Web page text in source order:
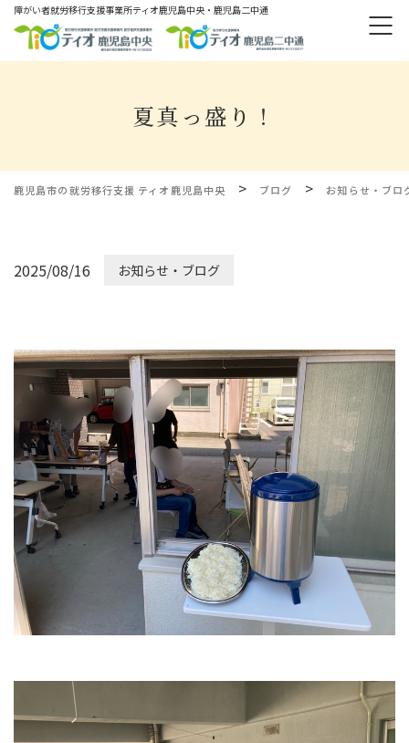
障がい者就労移⾏⽀援事業所ティオ⿅児島中央・鹿児島二中通
夏真っ盛り！
鹿児島市の就労移行支援 ティオ鹿児島中央 > ブログ > お知らせ・ブロ
2025/08/16 お知らせ・ブログ